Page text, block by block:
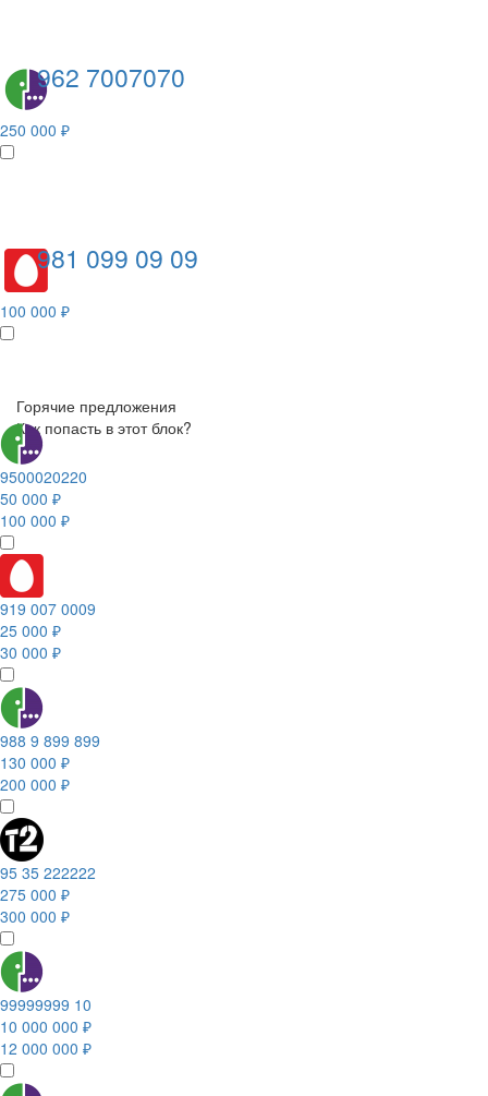
962 7007070
250 000 ₽
981 099 09 09
100 000 ₽
Горячие предложения
Как попасть в этот блок?
9500020220
50 000 ₽
100 000 ₽
919 007 0009
25 000 ₽
30 000 ₽
988 9 899 899
130 000 ₽
200 000 ₽
95 35 222222
275 000 ₽
300 000 ₽
99999999 10
10 000 000 ₽
12 000 000 ₽